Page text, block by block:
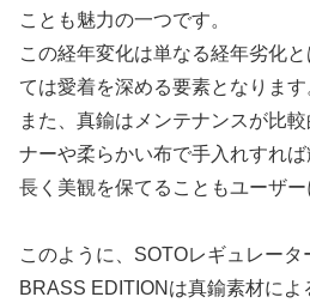
ことも魅力の一つです。
この経年変化は単なる経年劣化
ては愛着を深める要素となります
また、真鍮はメンテナンスが比
ナーや柔らかい布で手入れすれば
長く美観を保てることもユーザー
このように、SOTOレギュレー
BRASS EDITIONは真鍮素材に